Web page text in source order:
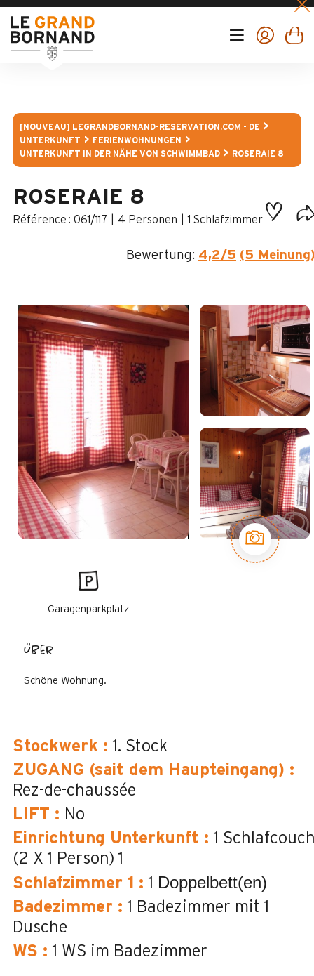
[NOUVEAU] LEGRANDBORNAND-RESERVATION.COM - DE
UNTERKUNFT
FERIENWOHNUNGEN
UNTERKUNFT IN DER NÄHE VON SCHWIMMBAD
ROSERAIE 8
ROSERAIE 8
: 061/117 4 Personen 1 Schlafzimmer
Bewertung: 4,2/5 (5
Garagenparkplatz
Über
Schöne Wohnung.
Stockwerk : 1. Stock
ZUGANG (sait dem Haupteingang) :
Rez-de-chaussée
LIFT : No
Einrichtung Unterkunft : 1
(2 X 1 Person) 1
Schlafzimmer 1 : 1 Doppelbett(en)
Badezimmer : 1 Badezimmer mit 1
Dusche
WS : 1 WS im Badezimmer